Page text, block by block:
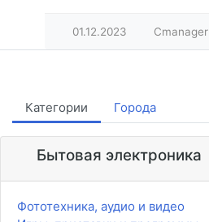
01.12.2023 Cmanager
Категории Города
Бытовая электроника
Фототехника, аудио и видео